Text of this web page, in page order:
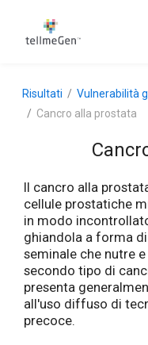
Risultati
Vulnerabilità
Cancro alla prostata
Il cancro alla
cellule prostatiche
in modo
ghiandola a forma
seminale che nutre
secondo tipo di
presenta
all'uso diffuso di
precoce.